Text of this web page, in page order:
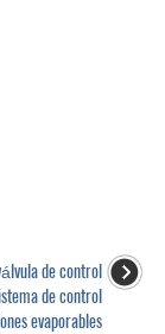
de control
de control
evaporables